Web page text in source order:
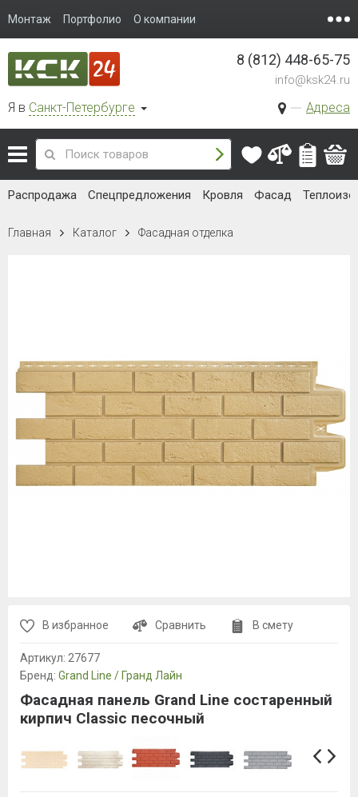
Монтаж Портфолио О компании
Я в Санкт-Петербурге Адреса
8 (812) 448-65-75
info@ksk24.ru
Распродажа Спецпредложения Кровля Фасад
Главная Каталог Фасадная отделка
В избранное Сравнить В смету
Артикул: 27677
Бренд: Grand Line / Гранд Лайн
Фасадная панель Grand Line состаренный
кирпич Classic песочный